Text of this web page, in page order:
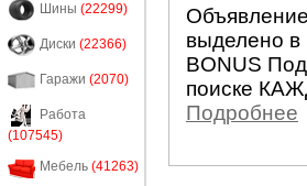
Шины (22299)
Диски (22366)
Гаражи (2070)
Работа
(107545)
Мебель (41263)
выделено в
BONUS
поиске
Подробнее